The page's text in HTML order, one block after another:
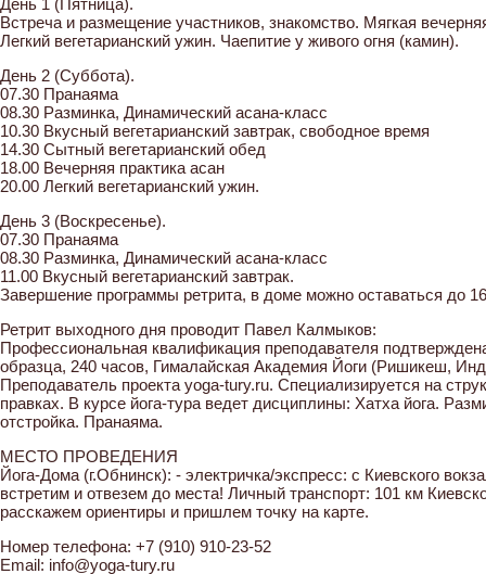
Встреча и размещение участников, знакомство. Мягкая
Легкий вегетарианский ужин. Чаепитие у живого огня (камин).
День 2 (Суббота).
07.30 Пранаяма
08.30 Разминка, Динамический асана-класс
10.30 Вкусный вегетарианский завтрак, свободное время
14.30 Сытный вегетарианский обед
18.00 Вечерняя практика асан
20.00 Легкий вегетарианский ужин.
День 3 (Воскресенье).
07.30 Пранаяма
08.30 Разминка, Динамический асана-класс
11.00 Вкусный вегетарианский завтрак.
Завершение программы ретрита, в доме можно оставаться до
Ретрит выходного дня проводит Павел Калмыков:
Профессиональная квалификация преподавателя
образца, 240 часов, Гималайская Академия Йоги (Ришикеш,
Преподаватель проекта yoga-tury.ru. Специализируется на
правках. В курсе йога-тура ведет дисциплины: Хатха йога.
отстройка. Пранаяма.
МЕСТО ПРОВЕДЕНИЯ
Йога-Дома (г.Обнинск): - электричка/экспресс: с Киевского
встретим и отвезем до места! Личный транспорт: 101 км
расскажем ориентиры и пришлем точку на карте.
Номер телефона: +7 (910) 910-23-52
Email: info@yoga-tury.ru